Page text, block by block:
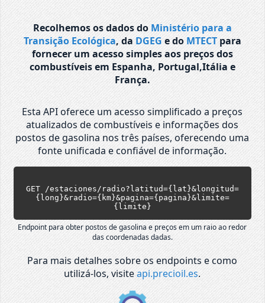
Recolhemos os dados do Ministério para a
Transição Ecológica, da DGEG e do MTECTpara
fornecer um acesso simples aos preços dos
combustíveis em Espanha, Portugal,Itália e
França.
Esta API oferece um acesso simplificado a preços
atualizados de combustíveis e informações dos
postos de gasolina nos três países, oferecendo uma
fonte unificada e confiável de informação.
GET /estaciones/radio?latitud={lat}&longitud=
{long}&radio={km}&pagina={pagina}&limite=
{limite}
Endpoint para obter postos de gasolina e preços em um raio ao redor
das coordenadas dadas.
Para mais detalhes sobre os endpoints e como
utilizá-los, visiteapi.precioil.es.